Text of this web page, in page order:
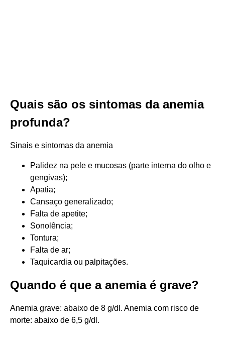
Quais são os sintomas da anemia
profunda?
Sinais e sintomas da anemia
Palidez na pele e mucosas (parte interna do olho e
gengivas);
Apatia;
Cansaço generalizado;
Falta de apetite;
Sonolência;
Tontura;
Falta de ar;
Taquicardia ou palpitações.
Quando é que a anemia é grave?
Anemia grave: abaixo de 8 g/dl. Anemia com risco de
morte: abaixo de 6,5 g/dl.